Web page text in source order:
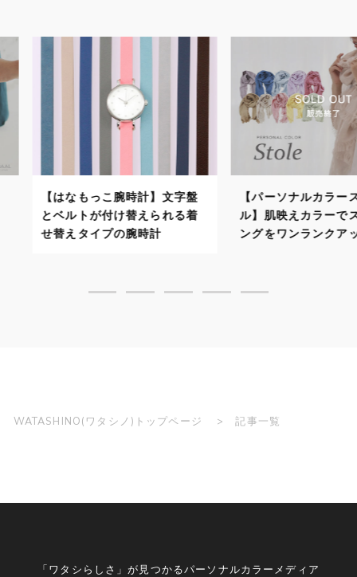
】文字盤
られる着
【パーソナルカラーストー
ル】肌映えカラーでスタイリ
ングをワンランクアップ！
【パーソ
自分に似
で顔映り
WATASHINO(ワタシノ)トップページ 記事一覧
「ワタシらしさ」が見つかるパーソナルカラーメディア